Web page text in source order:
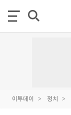
이투데이 정치